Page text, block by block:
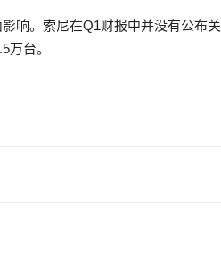
响。索尼在Q1财报中并没有公布关
台。